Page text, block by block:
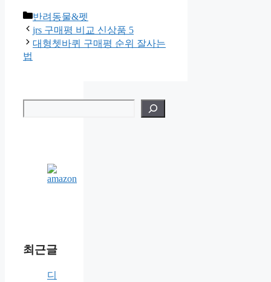
카
테
고
반려동물&펫
jrs 구매평 비교 신상품 5
대형쳇바퀴 구매평 순위 잘사는
법
색
최근글
디